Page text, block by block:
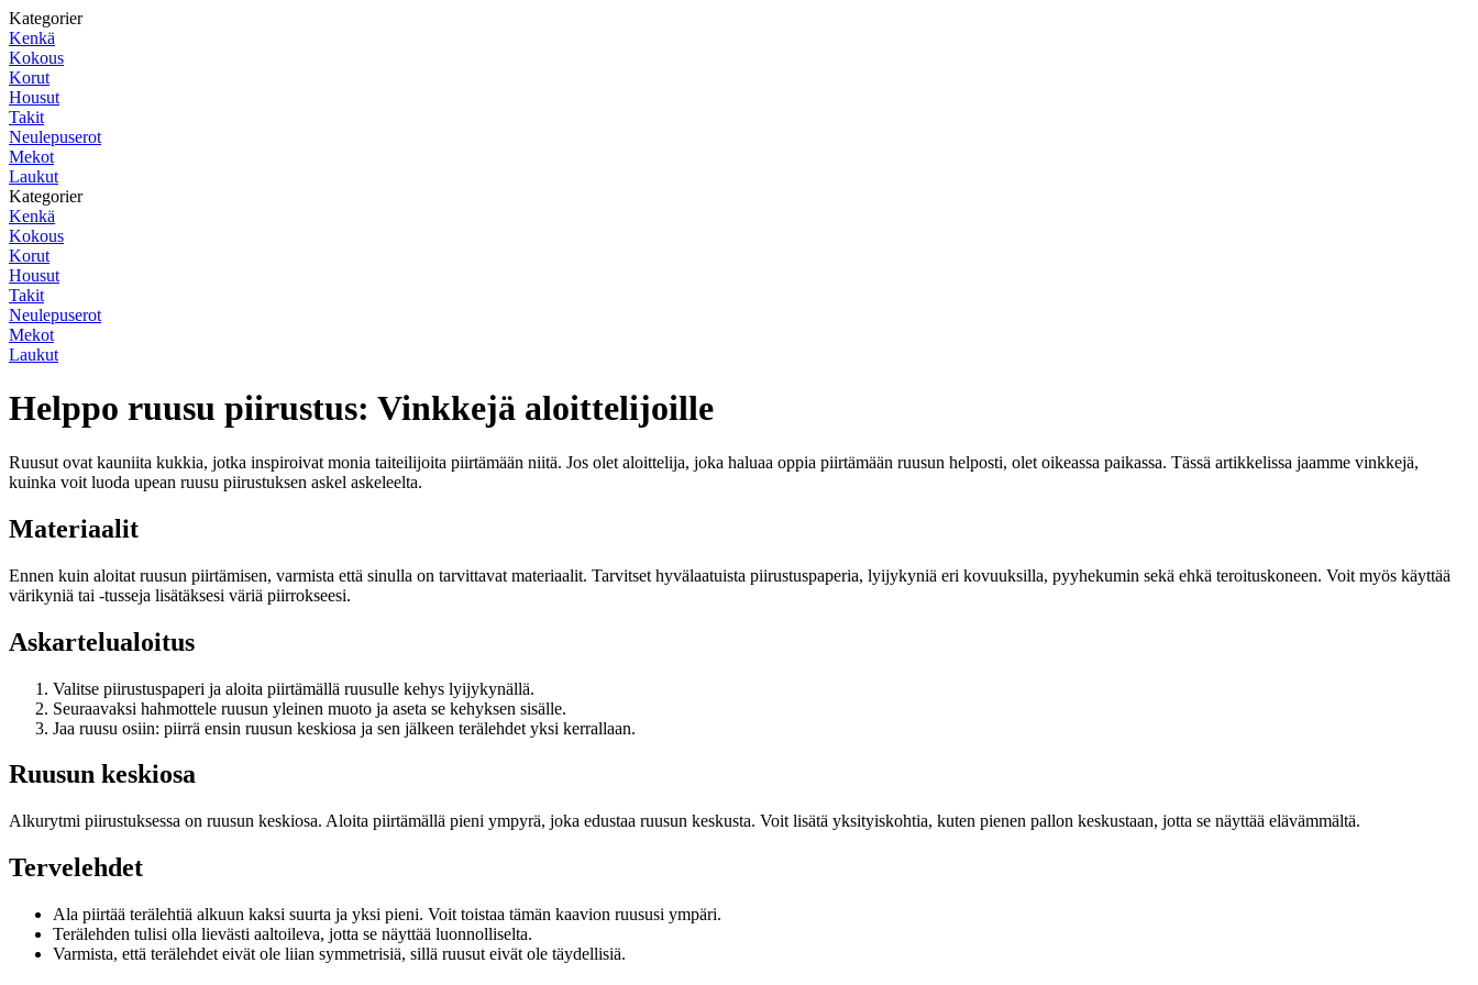
Kategorier
Kenkä
Kokous
Korut
Housut
Takit
Neulepuserot
Mekot
Laukut
Kategorier
Kenkä
Kokous
Korut
Housut
Takit
Neulepuserot
Mekot
Laukut
Helppo ruusu piirustus: Vinkkejä aloittelijoille
Ruusut ovat kauniita kukkia, jotka inspiroivat monia taiteilijoita piirtämään niitä. Jos olet aloittelija, joka haluaa oppia piirtämään ruusun helposti, olet oikeassa paikassa. Tässä artikkelissa jaamme vinkkejä,
kuinka voit luoda upean ruusu piirustuksen askel askeleelta.
Materiaalit
Ennen kuin aloitat ruusun piirtämisen, varmista että sinulla on tarvittavat materiaalit. Tarvitset hyvälaatuista piirustuspaperia, lyijykyniä eri kovuuksilla, pyyhekumin sekä ehkä teroituskoneen. Voit myös käyttää
värikyniä tai -tusseja lisätäksesi väriä piirrokseesi.
Askartelualoitus
Valitse piirustuspaperi ja aloita piirtämällä ruusulle kehys lyijykynällä.
Seuraavaksi hahmottele ruusun yleinen muoto ja aseta se kehyksen sisälle.
Jaa ruusu osiin: piirrä ensin ruusun keskiosa ja sen jälkeen terälehdet yksi kerrallaan.
Ruusun keskiosa
Alkurytmi piirustuksessa on ruusun keskiosa. Aloita piirtämällä pieni ympyrä, joka edustaa ruusun keskusta. Voit lisätä yksityiskohtia, kuten pienen pallon keskustaan, jotta se näyttää elävämmältä.
Tervelehdet
Ala piirtää terälehtiä alkuun kaksi suurta ja yksi pieni. Voit toistaa tämän kaavion ruususi ympäri.
Terälehden tulisi olla lievästi aaltoileva, jotta se näyttää luonnolliselta.
Varmista, että terälehdet eivät ole liian symmetrisiä, sillä ruusut eivät ole täydellisiä.